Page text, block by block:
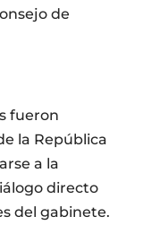
de
fueron
la República
a la
directo
del gabinete.